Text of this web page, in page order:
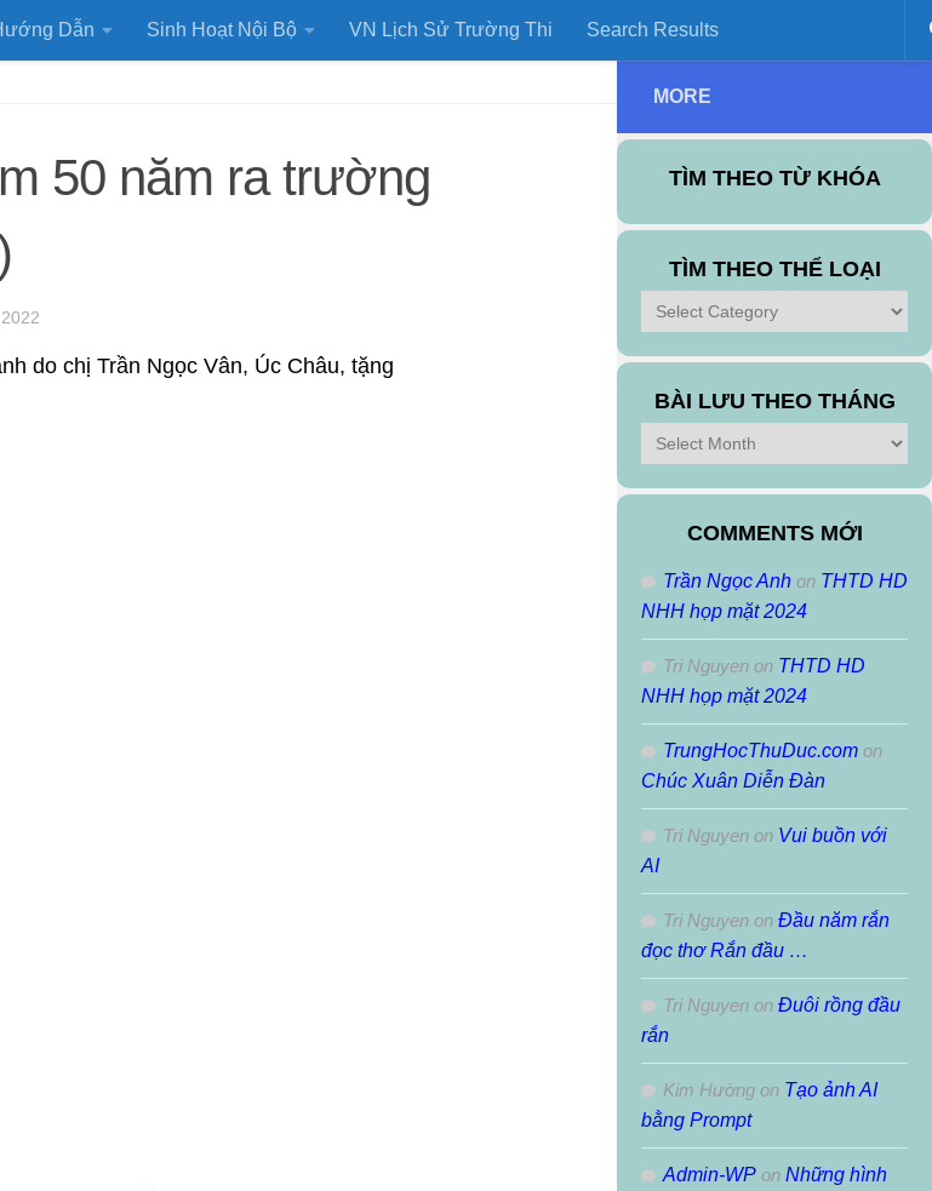
Dẫn Sinh Hoạt Nội Bộ VN Lịch Sử Trường Thi Search Results
50 năm ra trường
do chị Trần Ngọc Vân, Úc Châu, tặng
MORE
TÌM THEO TỪ KHÓA
TÌM THEO THỂ LOẠI
Tìm
theo
Thể
Loại
BÀI LƯU THEO THÁNG
Bài
Lưu
Theo
COMMENTS MỚI
Trần Ngọc Anh on THTD HD
NHH họp mặt 2024
Tri Nguyen on THTD HD
NHH họp mặt 2024
TrungHocThuDuc.com on
Chúc Xuân Diễn Đàn
Tri Nguyen on Vui buồn với
AI
Tri Nguyen on Đầu năm rắn
đọc thơ Rắn đầu …
Tri Nguyen on Đuôi rồng đầu
rắn
Kim Hường on Tạo ảnh AI
bằng Prompt
Admin-WP on Những hình